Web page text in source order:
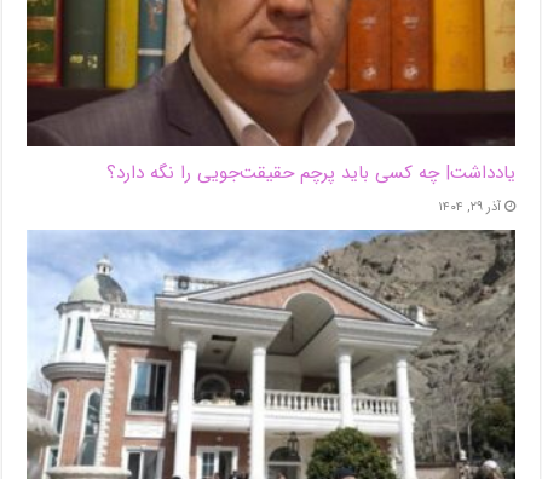
یادداشت| ‌چه کسی باید پرچم حقیقت‌جویی را نگه دارد؟
آذر ۲۹, ۱۴۰۴